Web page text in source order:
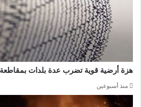
هزة أرضية قوية تضرب عدة بلدات
منذ أسبوعين